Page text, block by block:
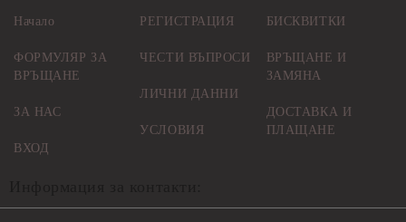
Начало
ФОРМУЛЯР ЗА
ВРЪЩАНЕ
ЗА НАС
ВХОД
РЕГИСТРАЦИЯ
ЧЕСТИ ВЪПРОСИ
ЛИЧНИ ДАННИ
УСЛОВИЯ
БИСКВИТКИ
ВРЪЩАНЕ И
ЗАМЯНА
ДОСТАВКА И
ПЛАЩАНЕ